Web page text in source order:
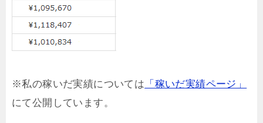
※私の稼いだ実績については 「稼いだ実績ページ」
にて公開しています。